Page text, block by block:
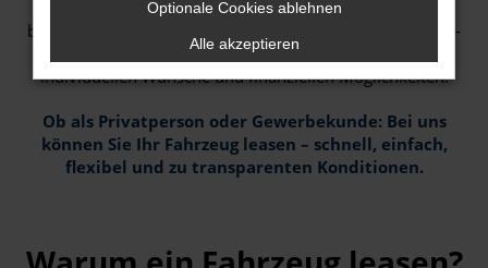
Dann ist Leasing genau die richtige Lösung für Sie. Wir
bieten Ihnen maßgeschneiderte Leasingangebote für Neu-
und Gebrauchtwagen – perfekt abgestimmt auf Ihre
individuellen Wünsche und finanziellen Möglichkeiten.
Ob als Privatperson oder Gewerbekunde: Bei uns
können Sie Ihr Fahrzeug leasen – schnell, einfach,
flexibel und zu transparenten Konditionen.
Optionale Cookies ablehnen
Alle akzeptieren